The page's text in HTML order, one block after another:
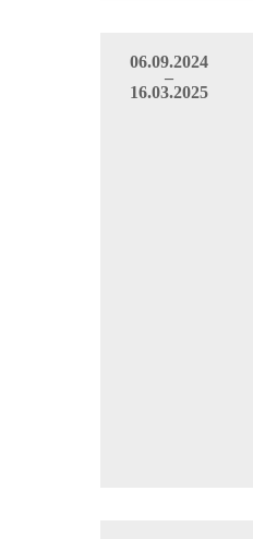
06.09.2024
–
16.03.2025